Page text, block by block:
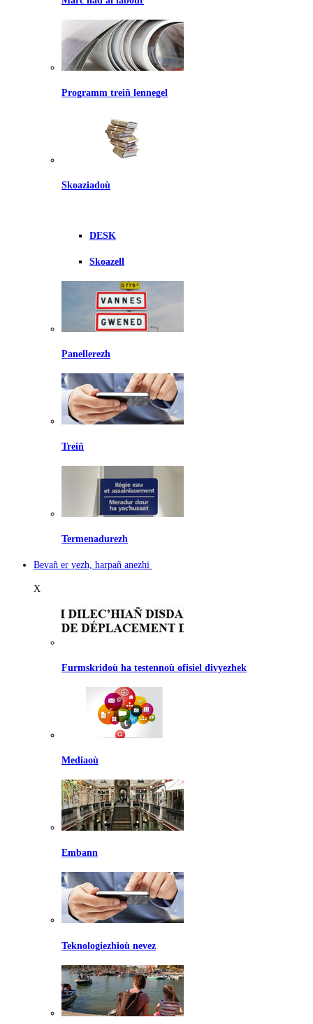
Programm treiñ lennegel
Skoaziadoù
DESK
Skoazell
Panellerezh
Treiñ
Termenadurezh
Bevañ er yezh, harpañ anezhi
X
Furmskridoù ha testennoù ofisiel divyezhek
Mediaoù
Embann
Teknologiezhioù nevez